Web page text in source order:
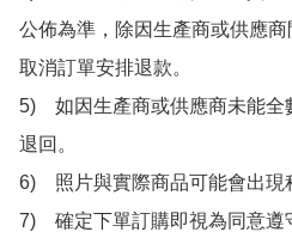
公佈為準，除因生產商或供應
取消訂單安排退款。
5)　如因生產商或供應商未能
退回。
6)　照片與實際商品可能會出現
7)　確定下單訂購即視為同意